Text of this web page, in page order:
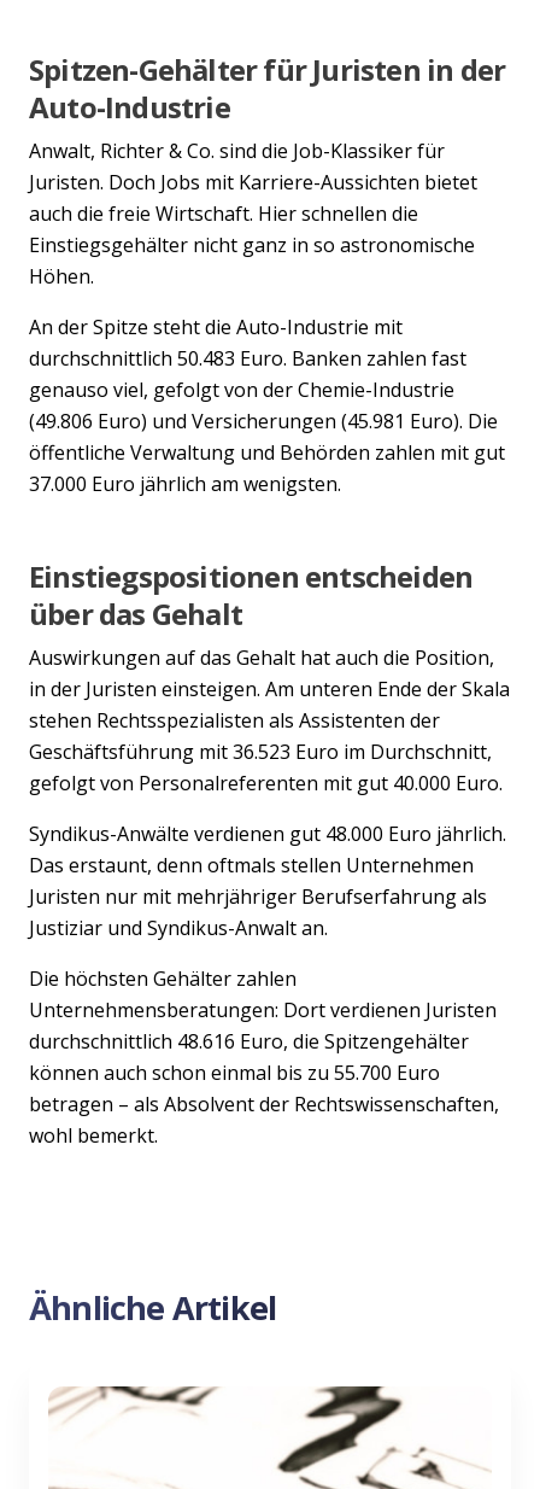
Spitzen-Gehälter für Juristen in der
Auto-Industrie
Anwalt, Richter & Co. sind die Job-Klassiker für
Juristen. Doch Jobs mit Karriere-Aussichten bietet
auch die freie Wirtschaft. Hier schnellen die
Einstiegsgehälter nicht ganz in so astronomische
Höhen.
An der Spitze steht die Auto-Industrie mit
durchschnittlich 50.483 Euro. Banken zahlen fast
genauso viel, gefolgt von der Chemie-Industrie
(49.806 Euro) und Versicherungen (45.981 Euro). Die
öffentliche Verwaltung und Behörden zahlen mit gut
37.000 Euro jährlich am wenigsten.
Einstiegspositionen entscheiden
über das Gehalt
Auswirkungen auf das Gehalt hat auch die Position,
in der Juristen einsteigen. Am unteren Ende der Skala
stehen Rechtsspezialisten als Assistenten der
Geschäftsführung mit 36.523 Euro im Durchschnitt,
gefolgt von Personalreferenten mit gut 40.000 Euro.
Syndikus-Anwälte verdienen gut 48.000 Euro jährlich.
Das erstaunt, denn oftmals stellen Unternehmen
Juristen nur mit mehrjähriger Berufserfahrung als
Justiziar und Syndikus-Anwalt an.
Die höchsten Gehälter zahlen
Unternehmensberatungen: Dort verdienen Juristen
durchschnittlich 48.616 Euro, die Spitzengehälter
können auch schon einmal bis zu 55.700 Euro
betragen – als Absolvent der Rechtswissenschaften,
wohl bemerkt.
Ähnliche Artikel